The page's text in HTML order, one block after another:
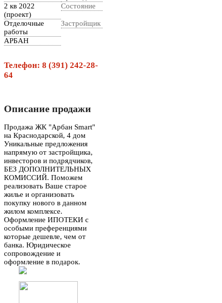
2 кв 2022
(проект)
Состояние
Отделочные
работы
Застройщик
АРБАН
Телефон: 8 (391) 242-28-
64
Описание продажи
Продажа ЖК "Арбан Smart"
на Краснодарской, 4 дом
Уникальные предложения
напрямую от застройщика,
инвесторов и подрядчиков,
БЕЗ ДОПОЛНИТЕЛЬНЫХ
КОМИССИЙ. Поможем
реализовать Ваше старое
жилье и организовать
покупку нового в данном
жилом комплексе.
Оформление ИПОТЕКИ с
особыми преференциями
которые дешевле, чем от
банка. Юридическое
сопровождение и
оформление в подарок.